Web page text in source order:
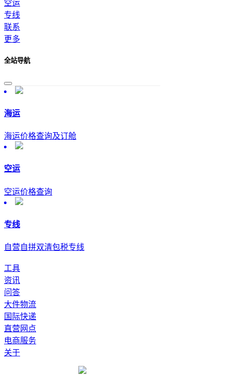
空运
专线
联系
更多
全站导航
海运
海运价格查询及订舱
空运
空运价格查询
专线
自营自拼双清包税专线
工具
资讯
问答
大件物流
国际快递
直营网点
电商服务
关于